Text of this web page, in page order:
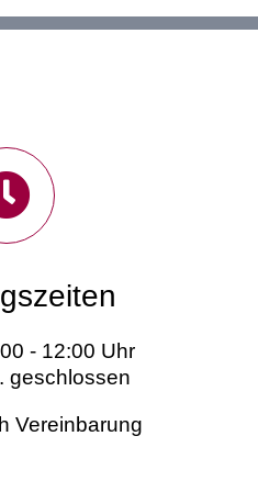
- 12:00 Uhr
geschlossen
Vereinbarung